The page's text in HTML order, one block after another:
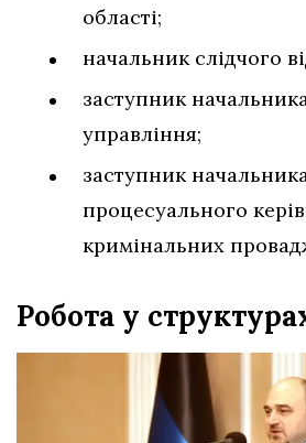
області;
начальник слідчого
заступник
управління;
заступник
процесуального
кримінальних
Робота у